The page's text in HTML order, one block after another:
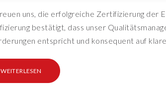
Productivity Suite
Document Builder™
zu SAP
System Landscape Optimization
und On-Demand
usw. zum Download
Videos
Schulungen
Finden Sie die
uns, die erfolgreiche Zertifizierung der
bestätigt, dass unser
entspricht und konsequent auf
WEITERLESEN